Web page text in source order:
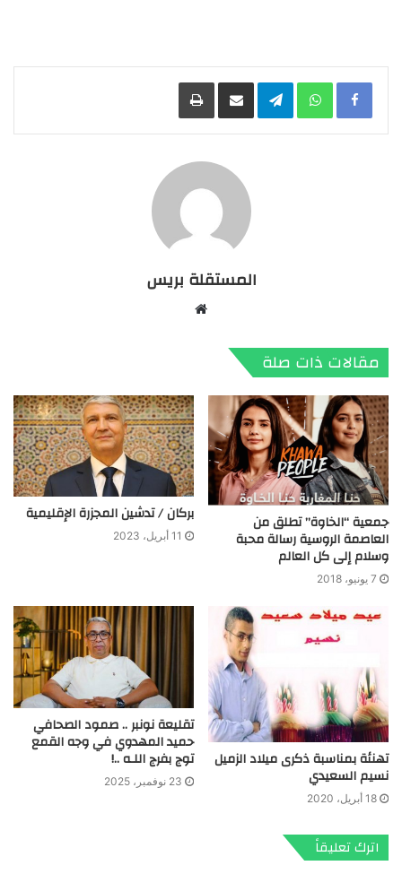
Facebook
WhatsApp
Telegramمشاركة عبر البريد طباعة
المستقلة بريس
مقالات ذات صلة
جمعية “الخاوة” تطلق من
العاصمة الروسية رسالة محبة
وسلام إلى كل العالم
7 يونيو، 2018
بركان / تدشين المجزرة الإقليمية
11 أبريل، 2023
تهنئة بمناسبة ذكرى ميلاد الزميل
نسيم السعيدي
18 أبريل، 2020
تقليعة نونبر .. صمود الصحافي
حميد المهدوي في وجه القمع
توج بفرج اللـه ..!
23 نوفمبر، 2025
اترك تعليقاً